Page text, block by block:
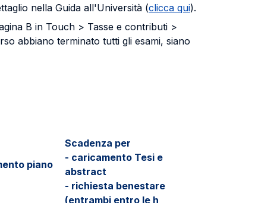
nella Guida all'Università (clicca qui).
B in Touch > Tasse e contributi >
abbiano terminato tutti gli esami, siano
piano
Scadenza per
- caricamento Tesi e
abstract
- richiesta benestare
(entrambi entro le h